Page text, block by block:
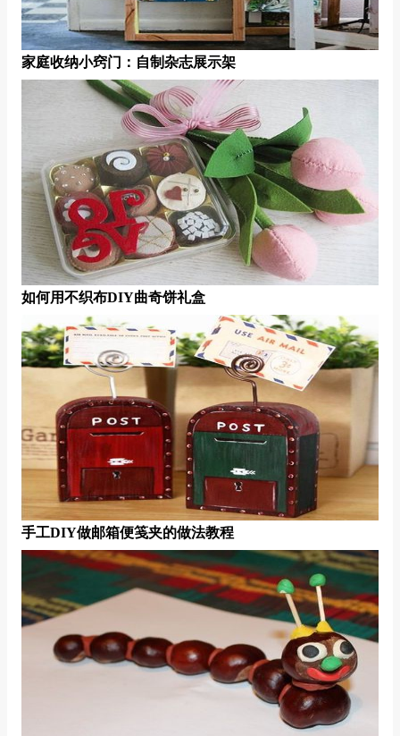
家庭收纳小窍门：自制杂志展示架
如何用不织布DIY曲奇饼礼盒
手工DIY做邮箱便笺夹的做法教程